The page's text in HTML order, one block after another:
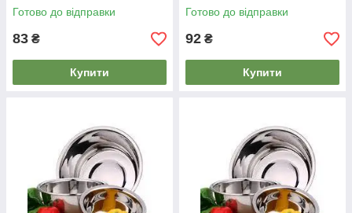
Готово до відправки
83 ₴
Купити
Готово до відправки
92 ₴
Купити